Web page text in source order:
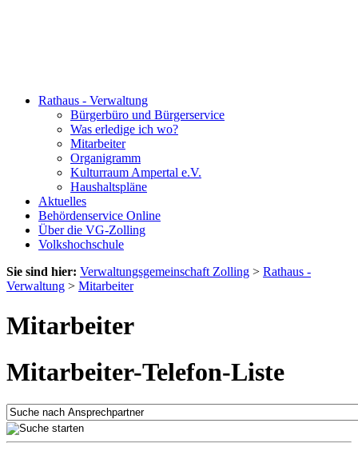
Rathaus - Verwaltung
Bürgerbüro und Bürgerservice
Was erledige ich wo?
Mitarbeiter
Organigramm
Kulturraum Ampertal e.V.
Haushaltspläne
Aktuelles
Behördenservice Online
Über die VG-Zolling
Volkshochschule
Sie sind hier: Verwaltungsgemeinschaft Zolling > Rathaus -
Verwaltung > Mitarbeiter
Mitarbeiter
Mitarbeiter-Telefon-Liste